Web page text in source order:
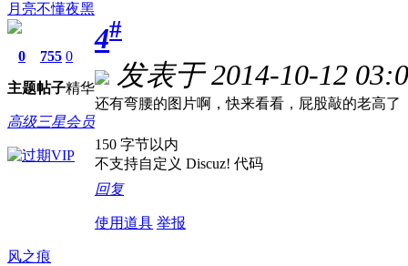
月亮不懂夜黑
0
主题
755
帖子
0
精华
高级三星会员
4#
发表于 2014-10-12
还有弯腰的图片啊，快来看看，屁股敲的老高了
150 字节以内
不支持自定义 Discuz! 代码
回复
使用道具 举报
风之痕